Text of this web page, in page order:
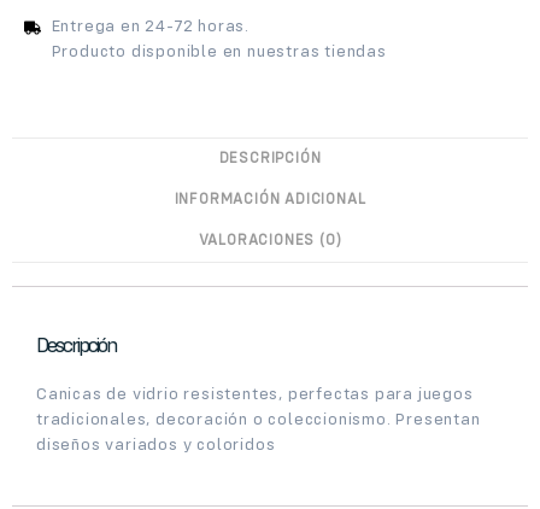
Entrega en 24-72 horas.
Producto disponible en nuestras tiendas
DESCRIPCIÓN
INFORMACIÓN ADICIONAL
VALORACIONES (0)
Descripción
Canicas de vidrio resistentes, perfectas para juegos
tradicionales, decoración o coleccionismo. Presentan
diseños variados y coloridos